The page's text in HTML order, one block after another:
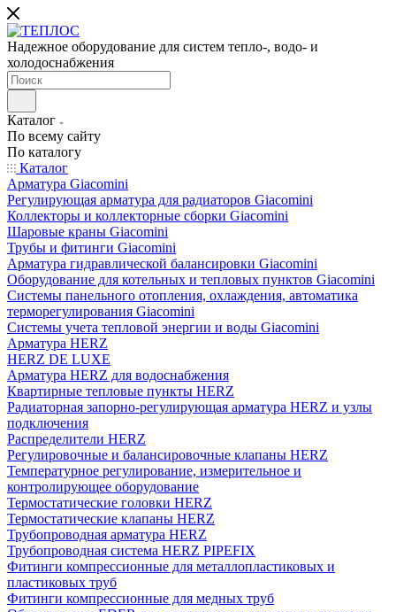
Надежное оборудование для систем тепло-, водо- и
холодоснабжения
Каталог
По всему сайту
По каталогу
Каталог
Арматура Giacomini
Регулирующая арматура для радиаторов Giacomini
Коллекторы и коллекторные сборки Giacomini
Шаровые краны Giacomini
Трубы и фитинги Giacomini
Арматура гидравлической балансировки Giacomini
Оборудование для котельных и тепловых пунктов Giacomini
Системы панельного отопления, охлаждения, автоматика
терморегулирования Giacomini
Системы учета тепловой энергии и воды Giacomini
Арматура HERZ
HERZ DE LUXE
Арматура HERZ для водоснабжения
Квартирные тепловые пункты HERZ
Радиаторная запорно-регулирующая арматура HERZ и узлы
подключения
Распределители HERZ
Регулировочные и балансировочные клапаны HERZ
Температурное регулирование, измерительное и
контролирующее оборудование
Термостатические головки HERZ
Термостатические клапаны HERZ
Трубопроводная арматура HERZ
Трубопроводная система HERZ PIPEFIX
Фитинги компрессионные для металлопластиковых и
пластиковых труб
Фитинги компрессионные для медных труб